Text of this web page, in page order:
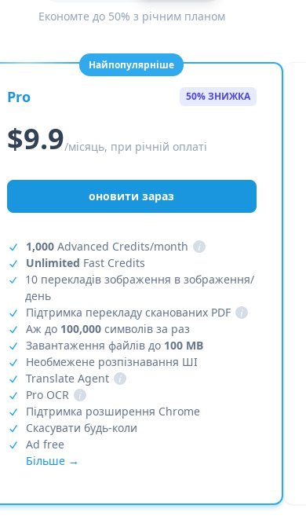
Економте до 50% з річним планом
Найпопулярніше
Pro 50% ЗНИЖКА
$9.9/місяць, при річній оплаті
оновити зараз
1,000 Advanced Credits/month
i
Unlimited Fast Credits
10 перекладів зображення в зображення/
день
Підтримка перекладу сканованих PDF
i
Аж до 100,000 символів за раз
Завантаження файлів до 100 MB
Необмежене розпізнавання ШІ
Translate Agent
i
Pro OCR
i
Підтримка розширення Chrome
Скасувати будь-коли
Ad free
Більше →